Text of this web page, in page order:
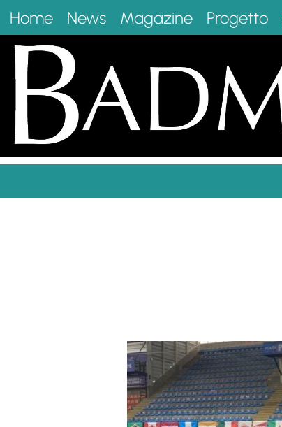
Home News Magazine Progetto